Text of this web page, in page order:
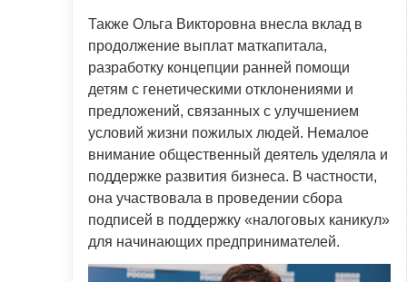
Также Ольга Викторовна внесла вклад в
продолжение выплат маткапитала,
разработку концепции ранней помощи
детям с генетическими отклонениями и
предложений, связанных с улучшением
условий жизни пожилых людей. Немалое
внимание общественный деятель уделяла и
поддержке развития бизнеса. В частности,
она участвовала в проведении сбора
подписей в поддержку «налоговых каникул»
для начинающих предпринимателей.